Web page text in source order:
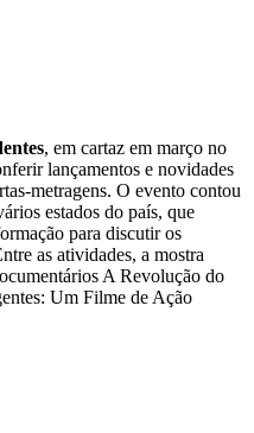
, em cartaz em março no
lançamentos e novidades
metragens. O evento contou
estados do país, que
para discutir os
as atividades, a mostra
A Revolução do
Um Filme de Ação